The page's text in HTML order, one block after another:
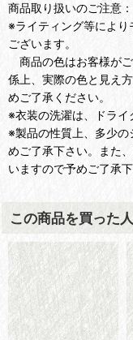
商品取り扱いのご注意：
※ライティング等によ
ございます。
商品の色はお客様が
係上、実際の色と見え
めご了承ください。
※衣装の洗濯は、ドライ
※製品の性質上、多少
めご了承下さい。また
いますので予めご了承下
この商品を買った